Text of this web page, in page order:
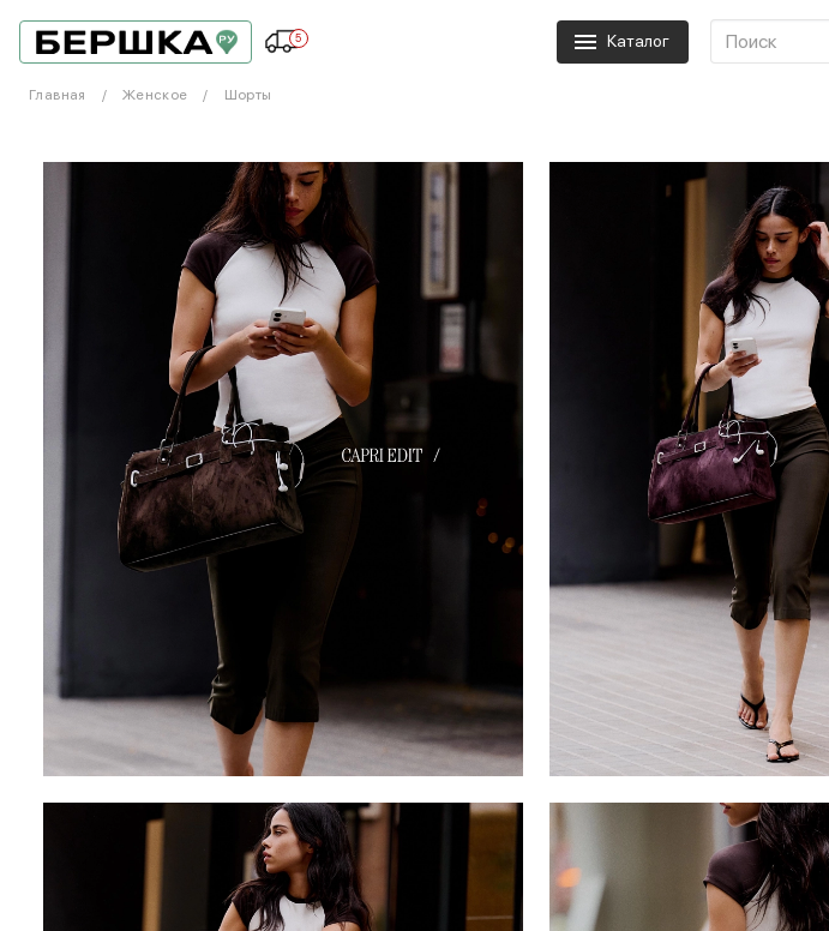
5 Каталог
Главная Женское Шорты